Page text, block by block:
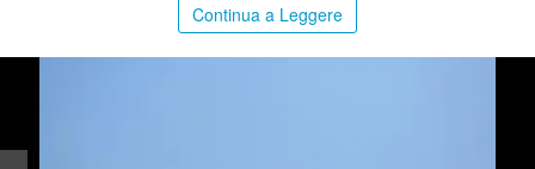
Continua a Leggere